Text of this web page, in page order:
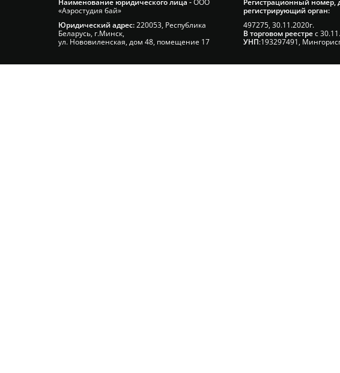
Наименование юридического лица -ООО
«Аэростудия бай»
Юридический адрес:220053, Республика
Беларусь, г.Минск,
ул. Нововиленская, дом 48, помещение 17
Регистрационный номер,
регистрирующий орган:
497275, 30.11.2020г.
В торговом реестрес
УНП:193297491,